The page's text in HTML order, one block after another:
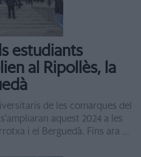
estudiants
al Ripollès, la
de les comarques del
aquest 2024 a les
i el Berguedà. Fins ara ...